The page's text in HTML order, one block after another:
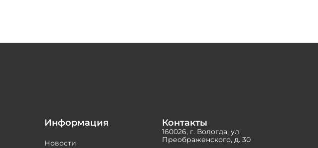
Информация
Новости
Контакты
160026, г. Вологда, ул.
Преображенского, д. 30